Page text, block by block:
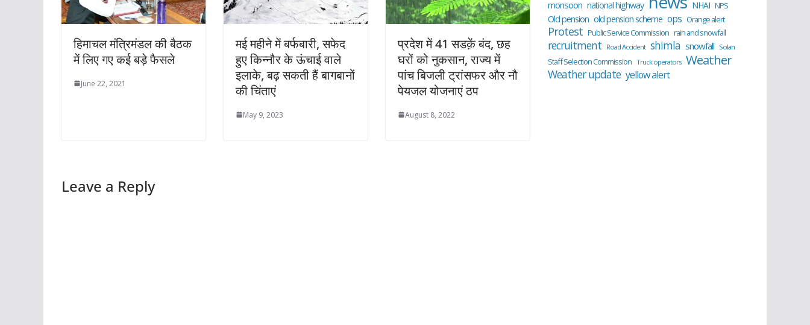
हिमाचल मंत्रिमंडल की बैठक
में लिए गए कई बड़े फैसले
June 22, 2021
मई महीने में बर्फबारी, सफेद
हुए किन्नौर के ऊंचाई वाले
इलाके, बढ़ सकती हैं बागबानों
की चिंताएं
May 9, 2023
प्रदेश में 41 सडक़ें बंद, छह
घरों को नुकसान, राज्य में
पांच बिजली ट्रांसफर और नौ
पेयजल योजनाएं ठप
August 8, 2022
Leave a Reply
monsoon national highway NHAI NPS
Old pension old pension scheme ops Orange alert
Protest Public Service Commission rain and snowfall
recruitment Road Accident shimla snowfall Solan
Staff Selection Commission Truck operators Weather
Weather update yellow alert